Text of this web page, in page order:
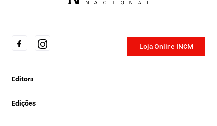
Loja Online INCM
Editora
Edições